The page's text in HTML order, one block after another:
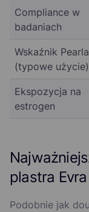
Compliance w
badaniach
Wskaźnik Pearla
(typowe użycie)
Ekspozycja na
estrogen
plastra Evra
Podobnie jak